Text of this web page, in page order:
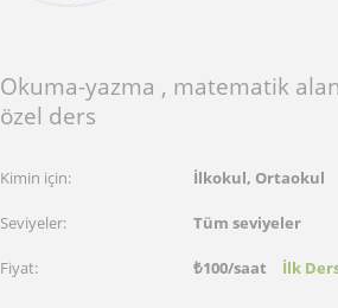
Okuma-yazma , matematik
özel ders
Kimin için: İlkokul, Ortaokul
Seviyeler: Tüm seviyeler
Fiyat: ₺100/saat İlk